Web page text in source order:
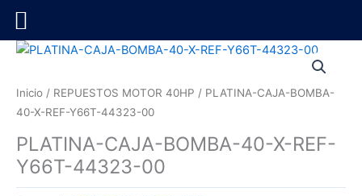
contenido
Inicio / REPUESTOS MOTOR 40HP / PLATINA-CAJA-BOMBA-
40-X-REF-Y66T-44323-00
PLATINA-CAJA-BOMBA-40-X-REF-
Y66T-44323-00